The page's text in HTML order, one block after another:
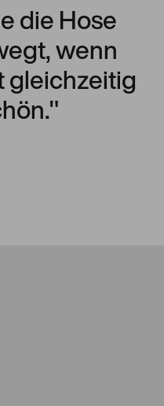
die Hose
wenn
gleichzeitig